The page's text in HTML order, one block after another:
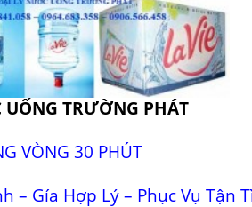
TRƯỜNG PHÁT
VÒNG 30 PHÚT
– Gía Hợp Lý – Phục Vụ Tận